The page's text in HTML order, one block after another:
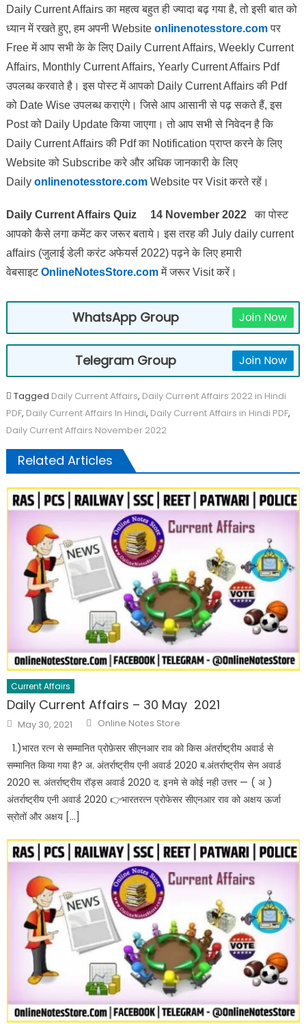
Daily Current Affairs का महत्व बहुत ही ज्यादा बढ़ गया है, तो इसी बात को
ध्यान में रखते हुए, हम अपनी Website onlinenotesstore.comपर
Free में आप सभी के के लिए Daily Current Affairs, Weekly Current
Affairs, Monthly Current Affairs, Yearly Current Affairs Pdf
उपलब्ध करवाते है। इस पोस्ट में आपको Daily Current Affairs की Pdf
को Date Wise उपलब्ध कराएंगे। जिसे आप आसानी से पढ़ सकते हैं, इस
Post को Daily Update किया जाएगा। तो आप सभी से निवेदन है कि
Daily Current Affairs की Pdf का Notification प्राप्त करने के लिए
Website को Subscribe करे और अधिक जानकारी के लिए
Daily onlinenotesstore.comWebsite पर Visit करते रहें।
Daily Current Affairs Quiz 14 November 2022
का पोस्ट
आपको कैसे लगा कमेंट कर जरूर बताये।इस तरह की July daily current
affairs (जुलाई डेली करंट अफेयर्स 2022) पढ़ने के लिए हमारी
वेबसाइटOnlineNotesStore.comमें जरूर Visit करें।
WhatsApp Group Join Now
Telegram Group Join Now
Tagged Daily Current Affairs, Daily Current Affairs 2022 in Hindi
PDF, Daily Current Affairs In Hindi, Daily Current Affairs in Hindi PDF,
Daily Current Affairs November 2022
Related Articles
Current Affairs
Daily Current Affairs – 30 May 2021
May 30, 2021 Online Notes Store
1.)भारत रत्न से सम्मानित प्रोफ़ेसर सीएनआर राव को किस अंतर्राष्ट्रीय अवार्ड से
सम्मानित किया गया है? अ. अंतर्राष्ट्रीय एनी अवार्ड 2020 ब.अंतर्राष्ट्रीय सेन अवार्ड
2020 स. अंतर्राष्ट्रीय रॉड्स अवार्ड 2020 द. इनमे से कोई नही उत्तर — ( अ )
अंतर्राष्ट्रीय एनी अवार्ड 2020 👉भारतरत्न प्रोफेसर सीएनआर राव को अक्षय ऊर्जा
स्रोतों और अक्षय […]